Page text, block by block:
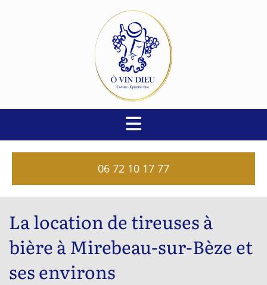
06 72 10 17 77
La location de tireuses à
bière à Mirebeau-sur-Bèze et
ses environs